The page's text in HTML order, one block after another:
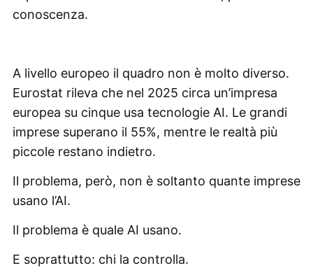
conoscenza.
A livello europeo il quadro non è molto diverso.
Eurostat rileva che nel 2025 circa un’impresa
europea su cinque usa tecnologie AI. Le grandi
imprese superano il 55%, mentre le realtà più
piccole restano indietro.
Il problema, però, non è soltanto quante imprese
usano l’AI.
Il problema è quale AI usano.
E soprattutto: chi la controlla.